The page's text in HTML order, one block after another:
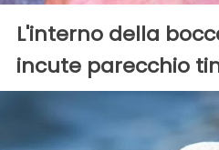
L'interno della
incute parecchio